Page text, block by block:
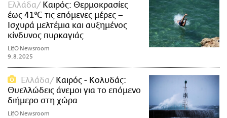
Ελλάδα
Καιρός: Θερμοκρασίες
έως 41°C τις επόμενες μέρες –
Ισχυρά μελτέμια και αυξημένος
κίνδυνος πυρκαγιάς
LifO Newsroom
9.8.2025
Ελλάδα
Καιρός - Κολυδάς:
Θυελλώδεις άνεμοι για το επόμενο
διήμερο στη χώρα
LifO Newsroom